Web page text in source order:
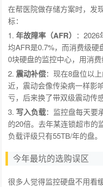
在帮医院做存储方案时，发
标：
1.年故障率（AFR） ：
均AFR是0.7%，而消费级硬
0块硬盘的监控中心，用消费
2. 震动补偿：现在8盘位以
近，震动会像传染病一样影
亏，后来换了带双级震动传
3. 写入负载：监控盘每天要
的20倍。去年某连锁超市的
负载评级只有55TB/年的盘。
今年最坑的选购误区
很多人觉得监控硬盘不用看